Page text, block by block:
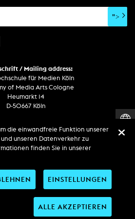
">
/ Mailing address:
für Medien Köln
of Media Arts Cologne
Heumarkt 14
D-50667 Köln
+49 221 201 89 - 0 / - 400
+49 151 186 863 40 (19 Uhr bis 6 Uhr)
Sie uns auf
die einwandfreie Funktion unserer
unseren Datenverkehr zu
finden Sie in unserer
EINSTELLUNGEN
ALLE AKZEPTIEREN